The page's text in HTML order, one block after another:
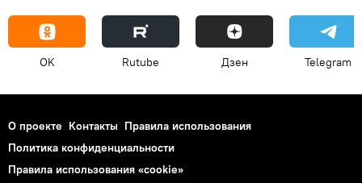
OK Rutube Дзен Telegram
О проекте Контакты Правила использования
Политика конфиденциальности
Правила использования «cookie»